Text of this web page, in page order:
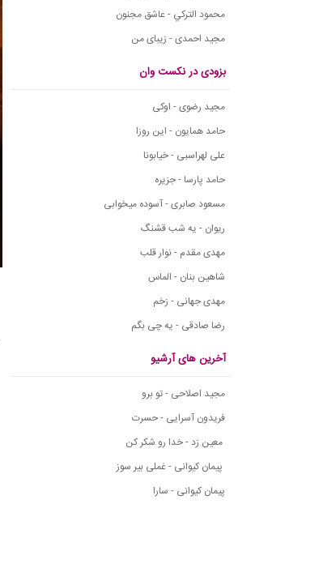
محمود التركي - عاشق مجنون
مجید احمدی - زیبای من
بزودی در نکست وان
مجید رضوی - اوکی
حامد همایون - این روزا
علی لهراسبی - خیابونا
حامد پارسا - جزیره
مسعود صابری - آسوده میخوابی
ریوان - یه شب قشنگ
مهدی مقدم - نوار قلب
شاهین بنان - الماس
مهدی جهانی - زخم
رضا صادقی - یه چی بگم
آخرین های آرشیو
مجید اصلاحی - تو برو
فریدون آسرایی - حسرت
معین زد - خدا رو شکر کن
پیمان کیوانی - غملی بیر سوز
پیمان کیوانی - سارا